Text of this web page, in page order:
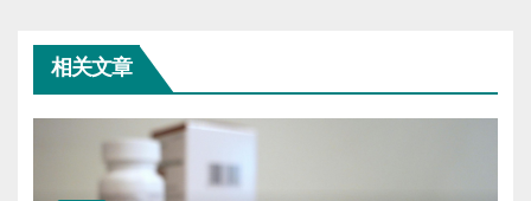
相关文章